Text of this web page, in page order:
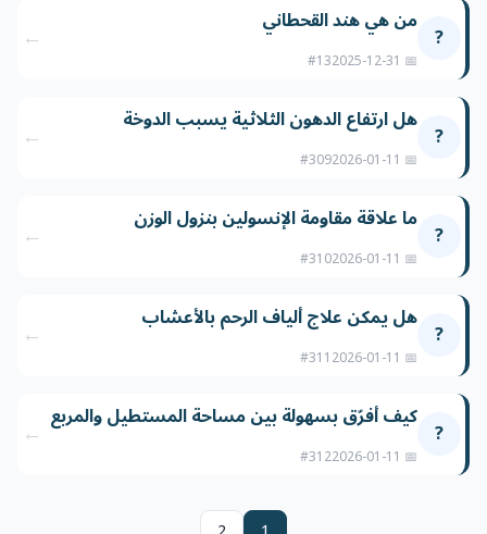
? من هي هند القحطاني
📅 2025-12-31
#13
←
? هل ارتفاع الدهون الثلاثية يسبب الدوخة
📅 2026-01-11
#309
←
? ما علاقة مقاومة الإنسولين بنزول الوزن
📅 2026-01-11
#310
←
? هل يمكن علاج ألياف الرحم بالأعشاب
📅 2026-01-11
#311
←
? كيف أفرّق بسهولة بين مساحة المستطيل والمربع
📅 2026-01-11
#312
←